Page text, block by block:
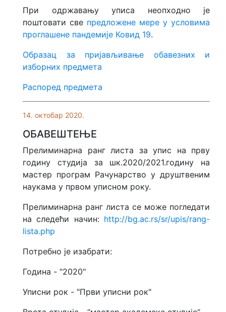
При одржавању уписа неопходно је
поштовати све предложене мере у условима
проглашене пандемије Ковид 19.
Oбразац за пријављивање обавезних и
изборних предмета
Распоред предмета
14. октобар 2020.
ОБАВЕШТЕЊЕ
Прелиминарна ранг листа за упис на прву
годину студија за шк.2020/2021.годину на
мастер програм Рачунарство у друштвеним
наукама у првом уписном року.
Прелиминарна ранг листа се може погледати
на следећи начин: http://bg.ac.rs/sr/upis/rang-
lista.php
Потребно је изабрати:
Година - "2020"
Уписни рок - "Први уписни рок"